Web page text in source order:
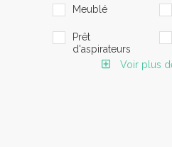
Meublé
Prêt
d'aspirateurs
Voir plus